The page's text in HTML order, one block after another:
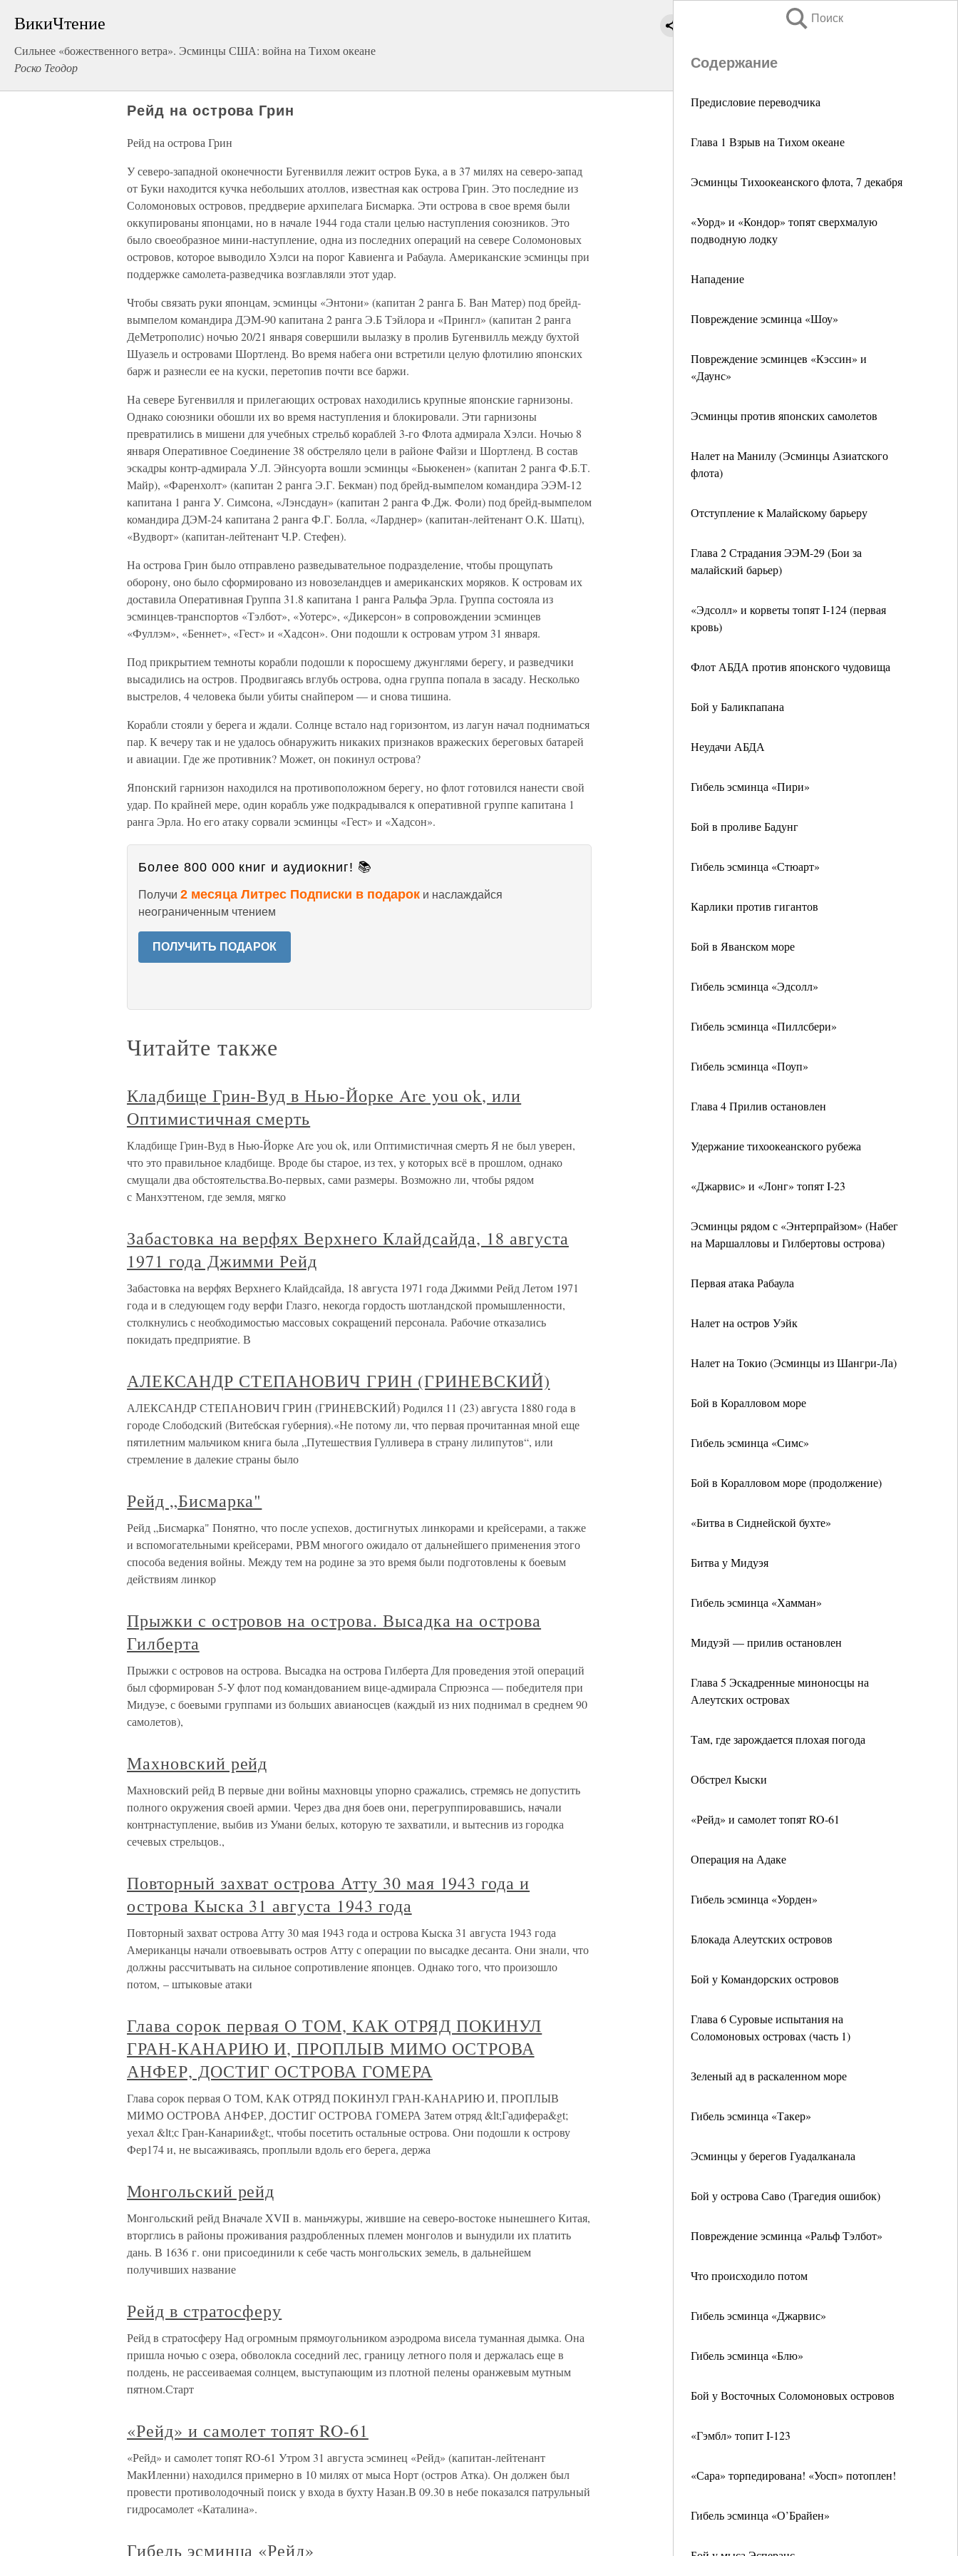
ВикиЧтение
Сильнее «божественного ветра». Эсминцы США: война на Тихом океане
Роско Теодор
Поиск
Содержание
Предисловие переводчика
Глава 1 Взрыв на Тихом океане
Эсминцы Тихоокеанского флота, 7 декабря
«Уорд» и «Кондор» топят сверхмалую
подводную лодку
Нападение
Повреждение эсминца «Шоу»
Повреждение эсминцев «Кэссин» и
«Даунс»
Эсминцы против японских самолетов
Налет на Манилу (Эсминцы Азиатского
флота)
Отступление к Малайскому барьеру
Глава 2 Страдания ЭЭМ-29 (Бои за
малайский барьер)
«Эдсолл» и корветы топят I-124 (первая
кровь)
Флот АБДА против японского чудовища
Бой у Баликпапана
Неудачи АБДА
Гибель эсминца «Пири»
Бой в проливе Бадунг
Гибель эсминца «Стюарт»
Карлики против гигантов
Бой в Яванском море
Гибель эсминца «Эдсолл»
Гибель эсминца «Пиллсбери»
Гибель эсминца «Поуп»
Глава 4 Прилив остановлен
Удержание тихоокеанского рубежа
«Джарвис» и «Лонг» топят I-23
Эсминцы рядом с «Энтерпрайзом» (Набег
на Маршалловы и Гилбертовы острова)
Первая атака Рабаула
Налет на остров Уэйк
Налет на Токио (Эсминцы из Шангри-Ла)
Бой в Коралловом море
Гибель эсминца «Симс»
Бой в Коралловом море (продолжение)
«Битва в Сиднейской бухте»
Битва у Мидуэя
Гибель эсминца «Хамман»
Мидуэй — прилив остановлен
Глава 5 Эскадренные миноносцы на
Алеутских островах
Там, где зарождается плохая погода
Обстрел Кыски
«Рейд» и самолет топят RO-61
Операция на Адаке
Гибель эсминца «Уорден»
Блокада Алеутских островов
Бой у Командорских островов
Глава 6 Суровые испытания на
Соломоновых островах (часть 1)
Зеленый ад в раскаленном море
Гибель эсминца «Такер»
Эсминцы у берегов Гуадалканала
Бой у острова Саво (Трагедия ошибок)
Повреждение эсминца «Ральф Тэлбот»
Что происходило потом
Гибель эсминца «Джарвис»
Гибель эсминца «Блю»
Бой у Восточных Соломоновых островов
«Гэмбл» топит I-123
«Сара» торпедирована! «Уосп» потоплен!
Гибель эсминца «О’Брайен»
Рейд на острова Грин
Рейд на острова Грин
У северо-западной оконечности Бугенвилля лежит остров Бука, а в 37 милях на северо-запад
от Буки находится кучка небольших атоллов, известная как острова Грин. Это последние из
Соломоновых островов, преддверие архипелага Бисмарка. Эти острова в свое время были
оккупированы японцами, но в начале 1944 года стали целью наступления союзников. Это
было своеобразное мини-наступление, одна из последних операций на севере Соломоновых
островов, которое выводило Хэлси на порог Кавиенга и Рабаула. Американские эсминцы при
поддержке самолета-разведчика возглавляли этот удар.
Чтобы связать руки японцам, эсминцы «Энтони» (капитан 2 ранга Б. Ван Матер) под брейд-
вымпелом командира ДЭМ-90 капитана 2 ранга Э.Б Тэйлора и «Прингл» (капитан 2 ранга
ДеМетрополис) ночью 20/21 января совершили вылазку в пролив Бугенвилль между бухтой
Шуазель и островами Шортленд. Во время набега они встретили целую флотилию японских
барж и разнесли ее на куски, перетопив почти все баржи.
На севере Бугенвилля и прилегающих островах находились крупные японские гарнизоны.
Однако союзники обошли их во время наступления и блокировали. Эти гарнизоны
превратились в мишени для учебных стрельб кораблей 3-го Флота адмирала Хэлси. Ночью 8
января Оперативное Соединение 38 обстреляло цели в районе Файзи и Шортленд. В состав
эскадры контр-адмирала У.Л. Эйнсуорта вошли эсминцы «Бьюкенен» (капитан 2 ранга Ф.Б.Т.
Майр), «Фаренхолт» (капитан 2 ранга Э.Г. Бекман) под брейд-вымпелом командира ЭЭМ-12
капитана 1 ранга У. Симсона, «Лэнсдаун» (капитан 2 ранга Ф.Дж. Фоли) под брейд-вымпелом
командира ДЭМ-24 капитана 2 ранга Ф.Г. Болла, «Ларднер» (капитан-лейтенант О.К. Шатц),
«Вудворт» (капитан-лейтенант Ч.Р. Стефен).
На острова Грин было отправлено разведывательное подразделение, чтобы прощупать
оборону, оно было сформировано из новозеландцев и американских моряков. К островам их
доставила Оперативная Группа 31.8 капитана 1 ранга Ральфа Эрла. Группа состояла из
эсминцев-транспортов «Тэлбот», «Уотерс», «Дикерсон» в сопровождении эсминцев
«Фуллэм», «Беннет», «Гест» и «Хадсон». Они подошли к островам утром 31 января.
Под прикрытием темноты корабли подошли к поросшему джунглями берегу, и разведчики
высадились на остров. Продвигаясь вглубь острова, одна группа попала в засаду. Несколько
выстрелов, 4 человека были убиты снайпером — и снова тишина.
Корабли стояли у берега и ждали. Солнце встало над горизонтом, из лагун начал подниматься
пар. К вечеру так и не удалось обнаружить никаких признаков вражеских береговых батарей
и авиации. Где же противник? Может, он покинул острова?
Японский гарнизон находился на противоположном берегу, но флот готовился нанести свой
удар. По крайней мере, один корабль уже подкрадывался к оперативной группе капитана 1
ранга Эрла. Но его атаку сорвали эсминцы «Гест» и «Хадсон».
Более 800 000 книг и аудиокниг! 📚
Получи 2 месяца Литрес Подписки в подарок и наслаждайся
неограниченным чтением
ПОЛУЧИТЬ ПОДАРОК
Читайте также
Кладбище Грин-Вуд в Нью-Йорке Are you ok, или
Оптимистичная смерть
Кладбище Грин-Вуд в Нью-Йорке Are you ok, или Оптимистичная смерть Я не был уверен,
что это правильное кладбище. Вроде бы старое, из тех, у которых всё в прошлом, однако
смущали два обстоятельства.Во-первых, сами размеры. Возможно ли, чтобы рядом
с Манхэттеном, где земля, мягко
Забастовка на верфях Верхнего Клайдсайда, 18 августа
1971 года Джимми Рейд
Забастовка на верфях Верхнего Клайдсайда, 18 августа 1971 года Джимми Рейд Летом 1971
года и в следующем году верфи Глазго, некогда гордость шотландской промышленности,
столкнулись с необходимостью массовых сокращений персонала. Рабочие отказались
покидать предприятие. В
АЛЕКСАНДР СТЕПАНОВИЧ ГРИН (ГРИНЕВСКИЙ)
АЛЕКСАНДР СТЕПАНОВИЧ ГРИН (ГРИНЕВСКИЙ) Родился 11 (23) августа 1880 года в
городе Слободский (Витебская губерния).«Не потому ли, что первая прочитанная мной еще
пятилетним мальчиком книга была „Путешествия Гулливера в страну лилипутов“, или
стремление в далекие страны было
Рейд „Бисмарка"
Рейд „Бисмарка" Понятно, что после успехов, достигнутых линкорами и крейсерами, а также
и вспомогательными крейсерами, РВМ многого ожидало от дальнейшего применения этого
способа ведения войны. Между тем на родине за это время были подготовлены к боевым
действиям линкор
Прыжки с островов на острова. Высадка на острова
Гилберта
Прыжки с островов на острова. Высадка на острова Гилберта Для проведения этой операций
был сформирован 5-У флот под командованием вице-адмирала Спрюэнса — победителя при
Мидуэе, с боевыми группами из больших авианосцев (каждый из них поднимал в среднем 90
самолетов),
Махновский рейд
Махновский рейд В первые дни войны махновцы упорно сражались, стремясь не допустить
полного окружения своей армии. Через два дня боев они, перегруппировавшись, начали
контрнаступление, выбив из Умани белых, которую те захватили, и вытеснив из городка
сечевых стрельцов.,
Повторный захват острова Атту 30 мая 1943 года и
острова Кыска 31 августа 1943 года
Повторный захват острова Атту 30 мая 1943 года и острова Кыска 31 августа 1943 года
Американцы начали отвоевывать остров Атту с операции по высадке десанта. Они знали, что
должны рассчитывать на сильное сопротивление японцев. Однако того, что произошло
потом, – штыковые атаки
Глава сорок первая О ТОМ, КАК ОТРЯД ПОКИНУЛ
ГРАН-КАНАРИЮ И, ПРОПЛЫВ МИМО ОСТРОВА
АНФЕР, ДОСТИГ ОСТРОВА ГОМЕРА
Глава сорок первая О ТОМ, КАК ОТРЯД ПОКИНУЛ ГРАН-КАНАРИЮ И, ПРОПЛЫВ
МИМО ОСТРОВА АНФЕР, ДОСТИГ ОСТРОВА ГОМЕРА Затем отряд &lt;Гадифера&gt;
уехал &lt;с Гран-Канарии&gt;, чтобы посетить остальные острова. Они подошли к острову
Фер174 и, не высаживаясь, проплыли вдоль его берега, держа
Монгольский рейд
Монгольский рейд Вначале XVII в. маньчжуры, жившие на северо-востоке нынешнего Китая,
вторглись в районы проживания раздробленных племен монголов и вынудили их платить
дань. В 1636 г. они присоединили к себе часть монгольских земель, в дальнейшем
получивших название
Рейд в стратосферу
Рейд в стратосферу Над огромным прямоугольником аэродрома висела туманная дымка. Она
пришла ночью с озера, обволокла соседний лес, границу летного поля и держалась еще в
полдень, не рассеиваемая солнцем, выступающим из плотной пелены оранжевым мутным
пятном.Старт
«Рейд» и самолет топят RO-61
«Рейд» и самолет топят RO-61 Утром 31 августа эсминец «Рейд» (капитан-лейтенант
МакИленни) находился примерно в 10 милях от мыса Норт (остров Атка). Он должен был
провести противолодочный поиск у входа в бухту Назан.В 09.30 в небе показался патрульный
гидросамолет «Каталина».
Гибель эсминца «Рейд»